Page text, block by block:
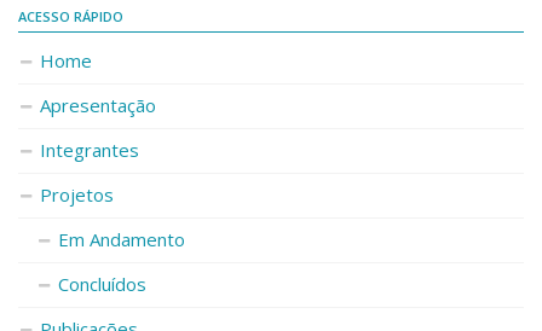
ACESSO RÁPIDO
Home
Apresentação
Integrantes
Projetos
Em Andamento
Concluídos